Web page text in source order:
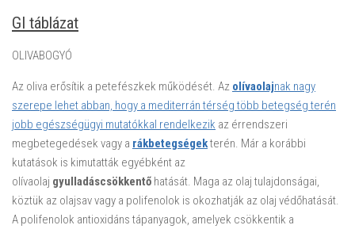
GI táblázat
OLIVABOGYÓ
Az oliva erősítik a petefészkek működését. Az olívaolajnak nagy
szerepe lehet abban, hogy a mediterrán térség több betegség terén
jobb egészségügyi mutatókkal rendelkezik az érrendszeri
megbetegedések vagy a rákbetegségekterén. Már a korábbi
kutatások is kimutatták egyébként az
olívaolaj gyulladáscsökkentő hatását. Maga az olaj tulajdonságai,
köztük az olajsav vagy a polifenolok is okozhatják az olaj védőhatását.
A polifenolok antioxidáns tápanyagok, amelyek csökkentik a